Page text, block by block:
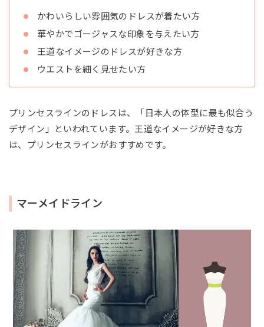
かわいらしい雰囲気のドレスが着たい方
華やかでゴージャスな印象を与えたい方
王道なイメージのドレスが好きな方
ウエストを細く見せたい方
プリンセスラインのドレスは、「日本人の体型に最も似合う
デザイン」といわれています。王道なイメージが好きな方
は、プリンセスラインがおすすめです。
マーメイドライン